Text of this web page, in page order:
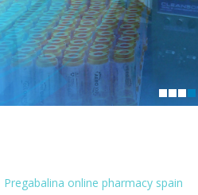
Pregabalina online pharmacy spain